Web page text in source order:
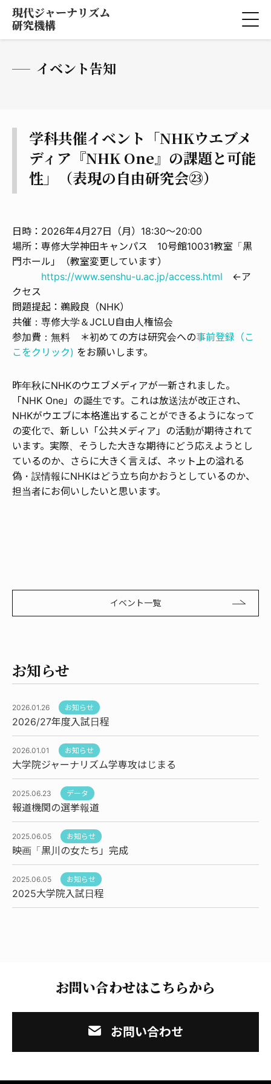
現代ジャーナリズム
研究機構
イベント告知
学科共催イベント「NHKウエブメ
ディア『NHK One』の課題と可能
性」（表現の自由研究会㉓）
日時：2026年4月27日（月）18:30～20:00
場所：専修大学神田キャンパス 10号館10031教室「黒
門ホール」（教室変更しています）
https://www.senshu-u.ac.jp/access.html ←ア
クセス
問題提起：鵜殿良（NHK）
共催：専修大学＆JCLU自由人権協会
参加費：無料 ＊初めての方は研究会への事前登録（こ
こをクリック) をお願いします。
昨年秋にNHKのウエブメディアが一新されました。
「NHK One」の誕生です。これは放送法が改正され、
NHKがウエブに本格進出することができるようになって
の変化で、新しい「公共メディア」の活動が期待されて
います。実際、そうした大きな期待にどう応えようとし
ているのか、さらに大きく言えば、ネット上の溢れる
偽・誤情報にNHKはどう立ち向かおうとしているのか、
担当者にお伺いしたいと思います。
イベント一覧
お知らせ
2026.01.26 お知らせ
2026/27年度入試日程
2026.01.01 お知らせ
大学院ジャーナリズム学専攻はじまる
2025.06.23 データ
報道機関の選挙報道
2025.06.05 お知らせ
映画「黒川の女たち」完成
2025.06.05 お知らせ
2025大学院入試日程
お問い合わせはこちらから
お問い合わせ